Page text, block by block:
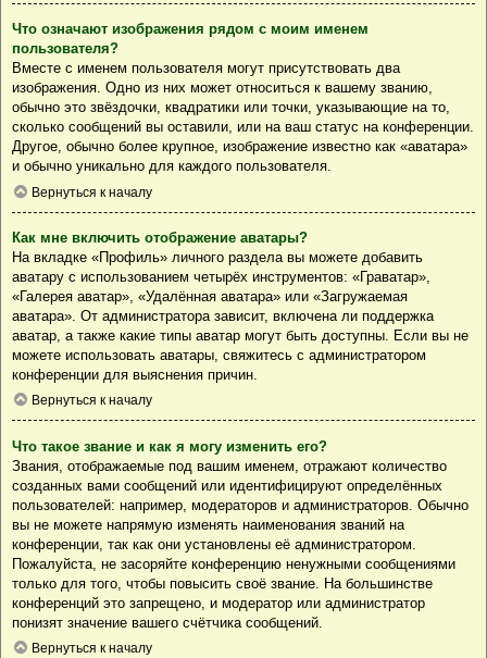
Что означают изображения рядом с моим именем
пользователя?
Вместе с именем пользователя могут присутствовать два
изображения. Одно из них может относиться к вашему званию,
обычно это звёздочки, квадратики или точки, указывающие на то,
сколько сообщений вы оставили, или на ваш статус на конференции.
Другое, обычно более крупное, изображение известно как «аватара»
и обычно уникально для каждого пользователя.
Вернуться к началу
Как мне включить отображение аватары?
На вкладке «Профиль» личного раздела вы можете добавить
аватару с использованием четырёх инструментов: «Граватар»,
«Галерея аватар», «Удалённая аватара» или «Загружаемая
аватара». От администратора зависит, включена ли поддержка
аватар, а также какие типы аватар могут быть доступны. Если вы не
можете использовать аватары, свяжитесь с администратором
конференции для выяснения причин.
Вернуться к началу
Что такое звание и как я могу изменить его?
Звания, отображаемые под вашим именем, отражают количество
созданных вами сообщений или идентифицируют определённых
пользователей: например, модераторов и администраторов. Обычно
вы не можете напрямую изменять наименования званий на
конференции, так как они установлены её администратором.
Пожалуйста, не засоряйте конференцию ненужными сообщениями
только для того, чтобы повысить своё звание. На большинстве
конференций это запрещено, и модератор или администратор
понизят значение вашего счётчика сообщений.
Вернуться к началу